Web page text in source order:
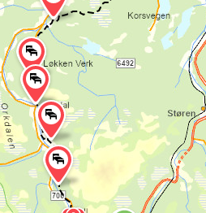
km fra Berkåk). Se